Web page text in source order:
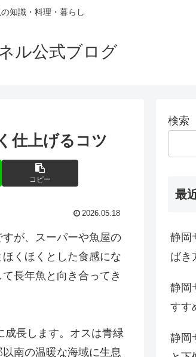
知識・料理・暮らし
ル公式ブログ
仕上げるコツ
コピー
2026.05.18
が、スーパーや魚屋の
くほくとした食感にな
長年魚と向き合ってき
成長します。オスは青緑
南の温暖な海域に生息
検索
最
静岡
ばき
静岡
すす
静岡